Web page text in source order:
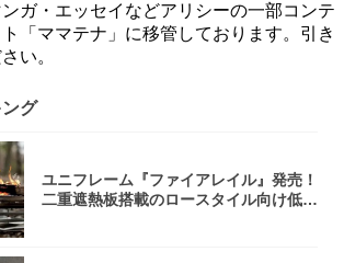
ガ・エッセイなどアリシーの一部コンテ
「ママテナ」に移管しております。引き
い。
グ
ユニフレーム『ファイアレイル』発売！
二重遮熱板搭載のロースタイル向け低型